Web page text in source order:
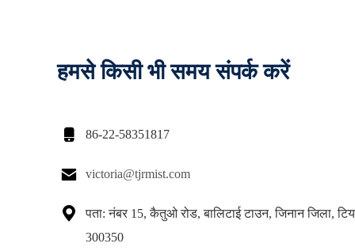
हमसे किसी भी समय संपर्क करें
 86-22-58351817
 victoria@tjrmist.com

पता: नंबर 15, कैतुओ रोड, बालिटाई टाउन, जिनान जिला,
300350